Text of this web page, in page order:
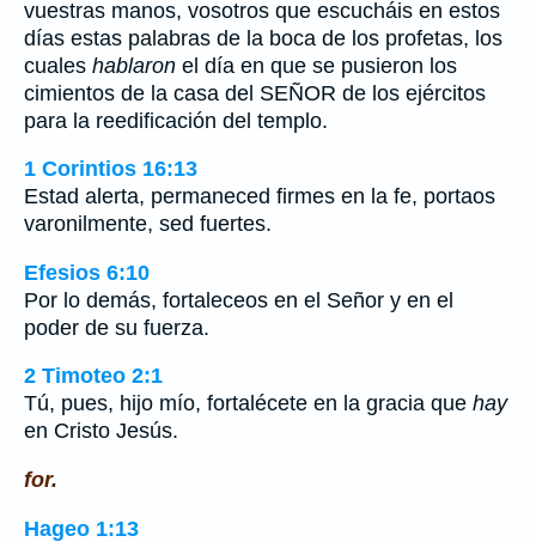
vuestras manos, vosotros que escucháis en estos
días estas palabras de la boca de los profetas, los
cuales hablaron el día en que se pusieron los
cimientos de la casa del SEÑOR de los ejércitos
para la reedificación del templo.
1 Corintios 16:13
Estad alerta, permaneced firmes en la fe, portaos
varonilmente, sed fuertes.
Efesios 6:10
Por lo demás, fortaleceos en el Señor y en el
poder de su fuerza.
2 Timoteo 2:1
Tú, pues, hijo mío, fortalécete en la gracia que hay
en Cristo Jesús.
for.
Hageo 1:13